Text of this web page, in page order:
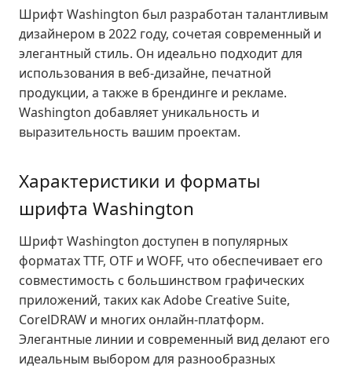
Шрифт Washington был разработан талантливым
дизайнером в 2022 году, сочетая современный и
элегантный стиль. Он идеально подходит для
использования в веб-дизайне, печатной
продукции, а также в брендинге и рекламе.
Washington добавляет уникальность и
выразительность вашим проектам.
Характеристики и форматы
шрифта Washington
Шрифт Washington доступен в популярных
форматах TTF, OTF и WOFF, что обеспечивает его
совместимость с большинством графических
приложений, таких как Adobe Creative Suite,
CorelDRAW и многих онлайн-платформ.
Элегантные линии и современный вид делают его
идеальным выбором для разнообразных